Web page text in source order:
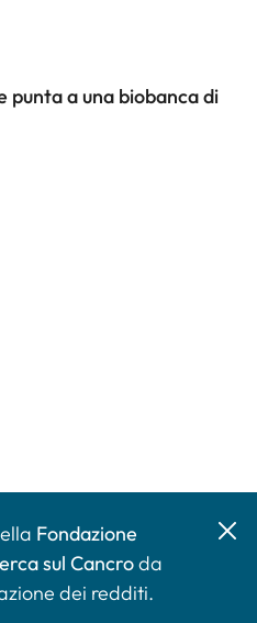
punta a una biobanca di
Fondazione
sul Cancroda
dei redditi.